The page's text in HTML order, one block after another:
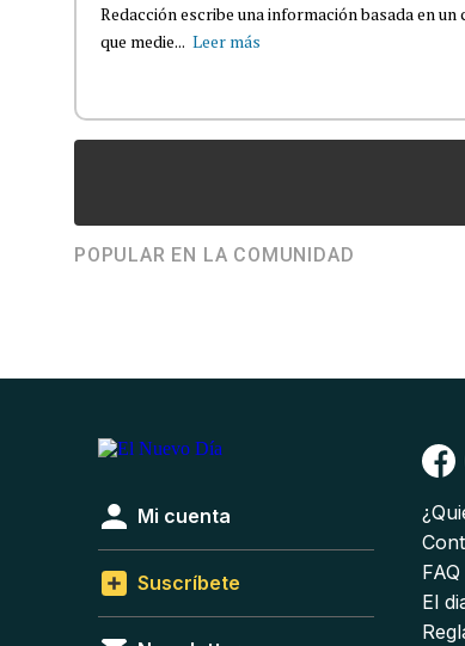
Redacción escribe una información basada en
que medie... Leer más
POPULAR EN LA COMUNIDAD
Mi cuenta
Suscríbete
FAQ
El